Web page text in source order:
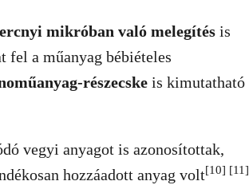
mikróban való melegítés is
fel a műanyag bébiételes
részecske is kimutatható
vegyi anyagot is azonosítottak,
hozzáadott anyag volt[10] [11]